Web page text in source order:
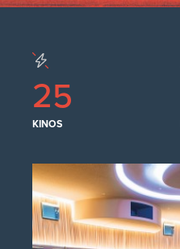
25
KINOS